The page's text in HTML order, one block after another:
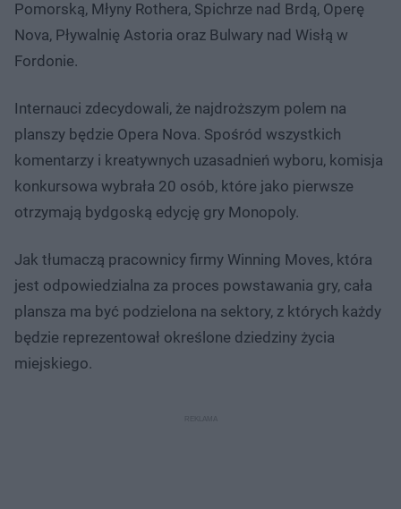
Pomorską, Młyny Rothera, Spichrze nad Brdą, Operę
Nova, Pływalnię Astoria oraz Bulwary nad Wisłą w
Fordonie.
Internauci zdecydowali, że najdroższym polem na
planszy będzie Opera Nova. Spośród wszystkich
komentarzy i kreatywnych uzasadnień wyboru, komisja
konkursowa wybrała 20 osób, które jako pierwsze
otrzymają bydgoską edycję gry Monopoly.
Jak tłumaczą pracownicy firmy Winning Moves, która
jest odpowiedzialna za proces powstawania gry, cała
plansza ma być podzielona na sektory, z których każdy
będzie reprezentował określone dziedziny życia
miejskiego.